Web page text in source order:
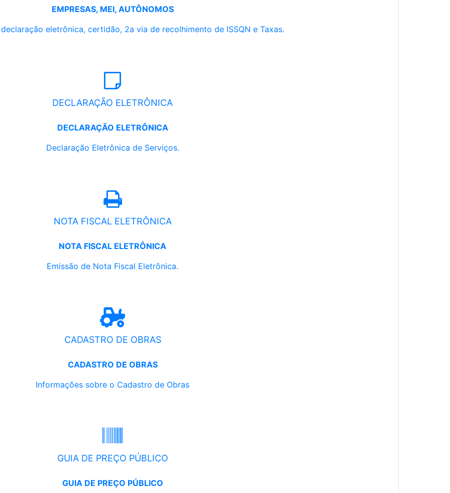
EMPRESAS, MEI, AUTÔNOMOS
eletrônica, certidão, 2a via de recolhimento de ISSQN e Taxas.
DECLARAÇÃO ELETRÔNICA
DECLARAÇÃO ELETRÔNICA
Declaração Eletrônica de Serviços.
NOTA FISCAL ELETRÔNICA
NOTA FISCAL ELETRÔNICA
Emissão de Nota Fiscal Eletrônica.
CADASTRO DE OBRAS
CADASTRO DE OBRAS
Informações sobre o Cadastro de Obras
GUIA DE PREÇO PÚBLICO
GUIA DE PREÇO PÚBLICO